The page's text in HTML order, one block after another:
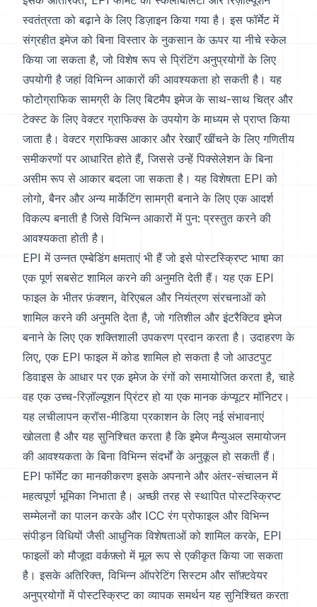
स्वतंत्रता को बढ़ाने के लिए डिज़ाइन किया गया है। इस फॉर्मेट में
संग्रहीत इमेज को बिना विस्तार के नुकसान के ऊपर या नीचे स्केल
किया जा सकता है, जो विशेष रूप से प्रिंटिंग अनुप्रयोगों के लिए
उपयोगी है जहां विभिन्न आकारों की आवश्यकता हो सकती है। यह
फोटोग्राफिक सामग्री के लिए बिटमैप इमेज के साथ-साथ चित्र और
टेक्स्ट के लिए वेक्टर ग्राफिक्स के उपयोग के माध्यम से प्राप्त किया
जाता है। वेक्टर ग्राफिक्स आकार और रेखाएँ खींचने के लिए गणितीय
समीकरणों पर आधारित होते हैं, जिससे उन्हें पिक्सेलेशन के बिना
असीम रूप से आकार बदला जा सकता है। यह विशेषता EPI को
लोगो, बैनर और अन्य मार्केटिंग सामग्री बनाने के लिए एक आदर्श
विकल्प बनाती है जिसे विभिन्न आकारों में पुन: प्रस्तुत करने की
आवश्यकता होती है।
EPI में उन्नत एम्बेडिंग क्षमताएं भी हैं जो इसे पोस्टस्क्रिप्ट भाषा का
एक पूर्ण सबसेट शामिल करने की अनुमति देती हैं। यह एक EPI
फाइल के भीतर फ़ंक्शन, वेरिएबल और नियंत्रण संरचनाओं को
शामिल करने की अनुमति देता है, जो गतिशील और इंटरैक्टिव इमेज
बनाने के लिए एक शक्तिशाली उपकरण प्रदान करता है। उदाहरण के
लिए, एक EPI फाइल में कोड शामिल हो सकता है जो आउटपुट
डिवाइस के आधार पर एक इमेज के रंगों को समायोजित करता है, चाहे
वह एक उच्च-रिज़ॉल्यूशन प्रिंटर हो या एक मानक कंप्यूटर मॉनिटर।
यह लचीलापन क्रॉस-मीडिया प्रकाशन के लिए नई संभावनाएं
खोलता है और यह सुनिश्चित करता है कि इमेज मैन्युअल समायोजन
की आवश्यकता के बिना विभिन्न संदर्भों के अनुकूल हो सकती हैं।
EPI फॉर्मेट का मानकीकरण इसके अपनाने और अंतर-संचालन में
महत्वपूर्ण भूमिका निभाता है। अच्छी तरह से स्थापित पोस्टस्क्रिप्ट
सम्मेलनों का पालन करके और ICC रंग प्रोफाइल और विभिन्न
संपीड़न विधियों जैसी आधुनिक विशेषताओं को शामिल करके, EPI
फाइलों को मौजूदा वर्कफ़्लो में मूल रूप से एकीकृत किया जा सकता
है। इसके अतिरिक्त, विभिन्न ऑपरेटिंग सिस्टम और सॉफ़्टवेयर
अनुप्रयोगों में पोस्टस्क्रिप्ट का व्यापक समर्थन यह सुनिश्चित करता